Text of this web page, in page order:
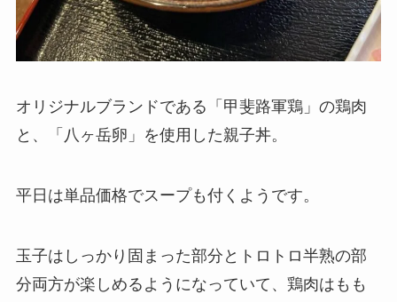
オリジナルブランドである「甲斐路軍鶏」の鶏肉
と、「八ヶ岳卵」を使用した親子丼。
平日は単品価格でスープも付くようです。
玉子はしっかり固まった部分とトロトロ半熟の部
分両方が楽しめるようになっていて、鶏肉はもも